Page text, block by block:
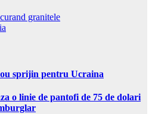
granitele
sprijin pentru Ucraina
o linie de pantofi de 75 de dolari